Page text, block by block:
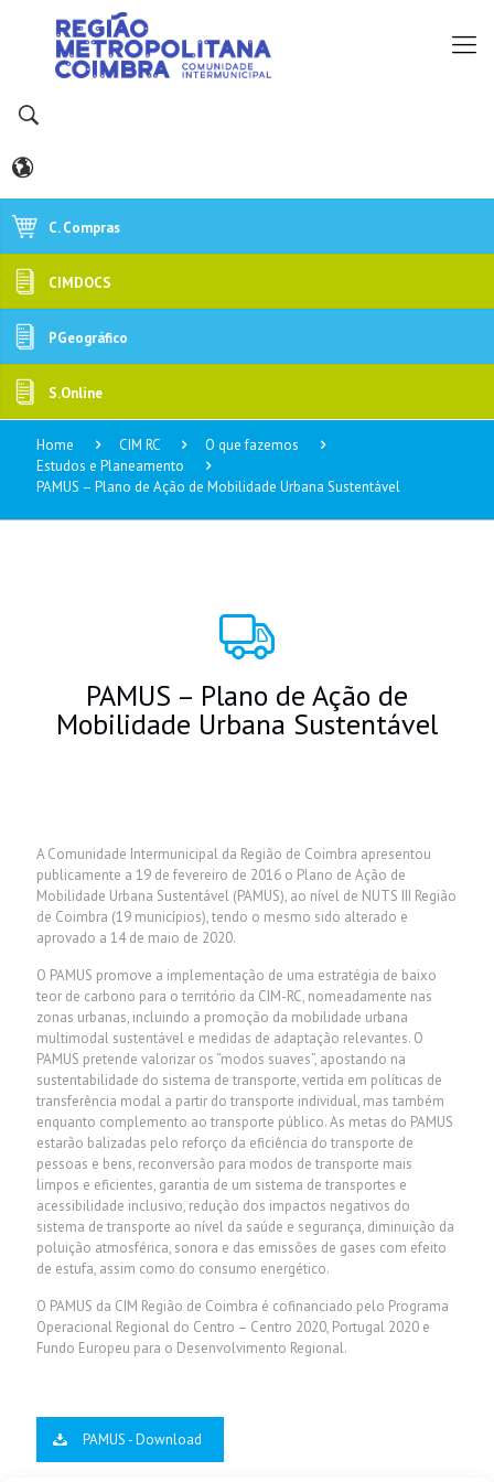
C. Compras
CIMDOCS
PGeográfico
S.Online
Home CIM RC
O que fazemos
Estudos e Planeamento
PAMUS – Plano de Ação de Mobilidade Urbana Sustentável
PAMUS – Plano de Ação de
Mobilidade Urbana Sustentável
A Comunidade Intermunicipal da Região de Coimbra apresentou
publicamente a 19 de fevereiro de 2016 o Plano de Ação de
Mobilidade Urbana Sustentável (PAMUS), ao nível de NUTS III Região
de Coimbra (19 municípios), tendo o mesmo sido alterado e
aprovado a 14 de maio de 2020.
O PAMUS promove a implementação de uma estratégia de baixo
teor de carbono para o território da CIM-RC, nomeadamente nas
zonas urbanas, incluindo a promoção da mobilidade urbana
multimodal sustentável e medidas de adaptação relevantes. O
PAMUS pretende valorizar os “modos suaves”, apostando na
sustentabilidade do sistema de transporte, vertida em políticas de
transferência modal a partir do transporte individual, mas também
enquanto complemento ao transporte público. As metas do PAMUS
estarão balizadas pelo reforço da eficiência do transporte de
pessoas e bens, reconversão para modos de transporte mais
limpos e eficientes, garantia de um sistema de transportes e
acessibilidade inclusivo, redução dos impactos negativos do
sistema de transporte ao nível da saúde e segurança, diminuição da
poluição atmosférica, sonora e das emissões de gases com efeito
de estufa, assim como do consumo energético.
O PAMUS da CIM Região de Coimbra é cofinanciado pelo Programa
Operacional Regional do Centro – Centro 2020, Portugal 2020 e
Fundo Europeu para o Desenvolvimento Regional.
PAMUS - Download